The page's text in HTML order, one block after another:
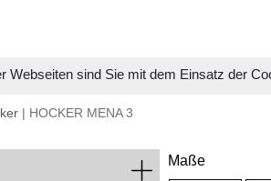
sind Sie mit dem Einsatz der
| HOCKER MENA 3
Maße